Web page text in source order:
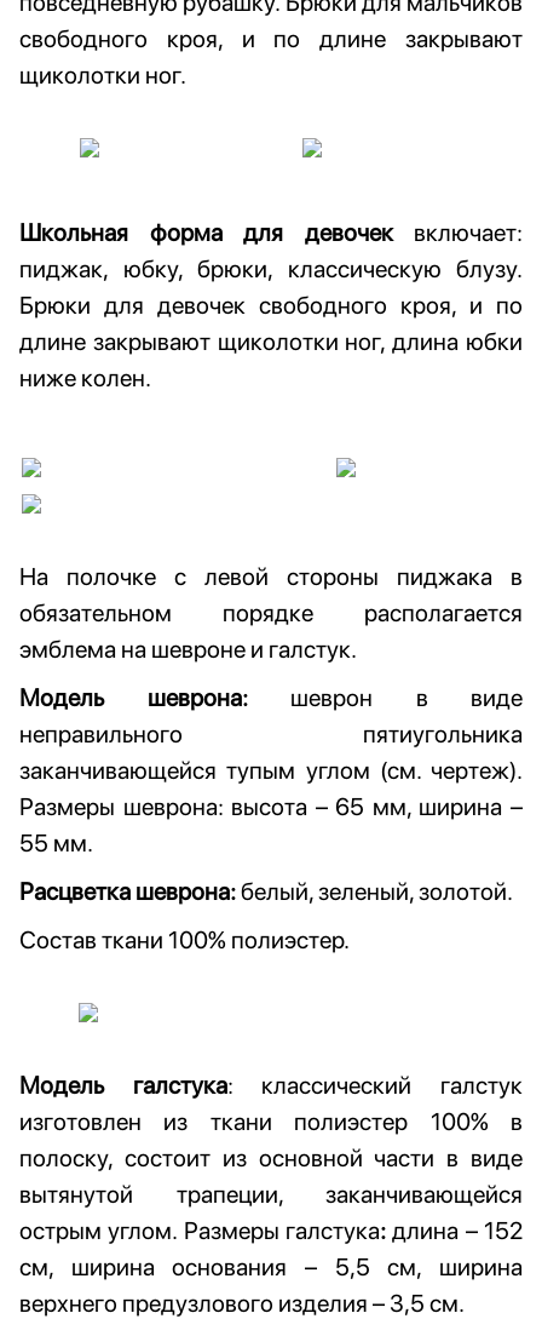
свободного кроя, и по длине закрывают
щиколотки ног.
Школьная форма для девочеквключает:
пиджак, юбку, брюки, классическую блузу.
Брюки для девочек свободного кроя, и по
длине закрывают щиколотки ног, длина юбки
ниже колен.
На полочке с левой стороны пиджака в
обязательном порядке располагается
эмблема на шевроне и галстук.
Модель шеврона:шеврон в виде
неправильного пятиугольника
заканчивающейся тупым углом (см. чертеж).
Размеры шеврона: высота – 65 мм, ширина –
55 мм.
Расцветка шеврона:белый, зеленый, золотой.
Состав ткани 100% полиэстер.
Модель галстука: классический галстук
изготовлен из ткани полиэстер 100% в
полоску, состоит из основной части в виде
вытянутой трапеции, заканчивающейся
острым углом. Размеры галстука: длина – 152
см, ширина основания – 5,5 см, ширина
верхнего предузлового изделия – 3,5 см.